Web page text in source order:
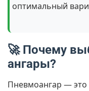
оптимальный
🚀 Почему
ангары?
Пневмоангар — это